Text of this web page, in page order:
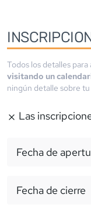
Todos los detalles
visitando un
ningún detalle sobre
Las
Fecha de
Fecha de cierre